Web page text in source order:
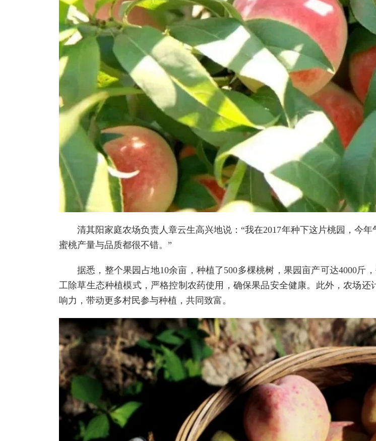
清其阳家庭农场负责人章云生高兴地说：“我在2017年种下这片桃园，今
蜜桃产量与品质都很不错。”
据悉，整个果园占地10余亩，种植了500多棵桃树，果园亩产可达4000斤
工除草生态种植模式，严格控制农药使用，确保果品安全健康。此外，农场
响力，带动更多村民参与种植，共同致富。